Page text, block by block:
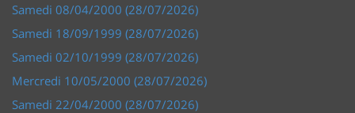
Samedi 08/04/2000 (28/07/2026)
Samedi 18/09/1999 (28/07/2026)
Samedi 02/10/1999 (28/07/2026)
Mercredi 10/05/2000 (28/07/2026)
Samedi 22/04/2000 (28/07/2026)